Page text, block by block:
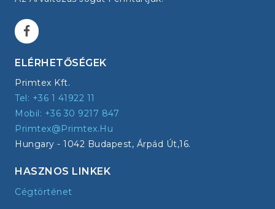
ELÉRHETŐSÉGEK
Primtex Kft.
Tel: +36 1 41922 11
Mobil: +36 30 9217 847
Primtex@primtex.hu
Hungary - 1042 Budapest, Árpád Út,16.
HASZNOS LINKEK
Cégtörténet